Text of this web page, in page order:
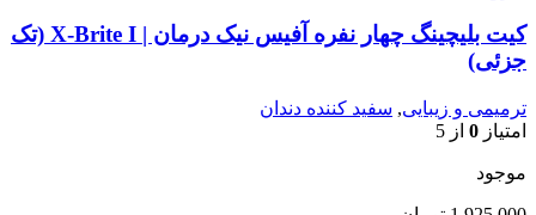
کیت بلیچینگ چهار نفره آفیس نیک درمان | X-Brite I (تک
جزئی)
ترمیمی و زیبایی, سفید کننده دندان
امتیاز 0 از 5
موجود